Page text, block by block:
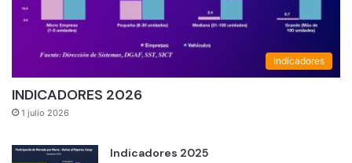
Indicadores
INDICADORES 2026
1 julio 2026
Indicadores 2025